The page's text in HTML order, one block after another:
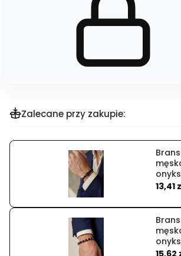
Szybki
produktu
Opaska
do
Zalecane przy zakupie:
13,41
15,62